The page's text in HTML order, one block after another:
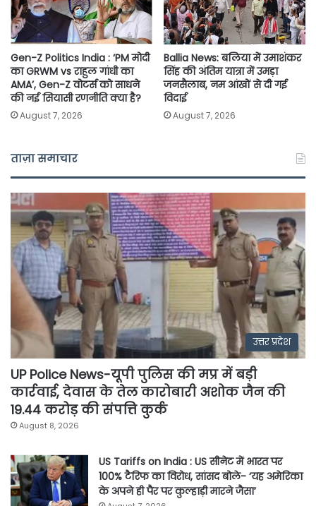
Gen-Z Politics India : ‘PM मोदी
का GRWM vs राहुल गांधी का
AMA’, Gen-Z वोटर्स को साधने
की नई सियासी रणनीति क्या है?
August 7, 2026
Ballia News: बलिया में उमाशंकर
सिंह की अंतिम यात्रा में उमड़ा
जनसैलाब, नम आंखों से दी गई
विदाई
August 7, 2026
ताज़ा समाचार
उत्तर प्रदेश
UP Police News-यूपी पुलिस की मप्र में बड़ी
कार्रवाई, देवास के तेल कारोबारी अशोक जैन की
19.44 करोड़ की संपत्ति कुर्क
August 8, 2026
US Tariffs on India : US सीनेट में भारत पर
100% टैरिफ का विरोध, सांसद बोले- ‘यह अमेरिका
के अपने ही पैर पर कुल्हाड़ी मारने जैसा’